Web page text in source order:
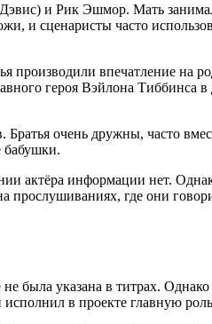
и Рик Эшмор. Мать
и сценаристы часто
производили впечатление на
героя Вэйлона Тиббинса в
очень дружны, часто
бабушки.
актёра информации нет.
прослушиваниях, где они
была указана в титрах.
в проекте главную